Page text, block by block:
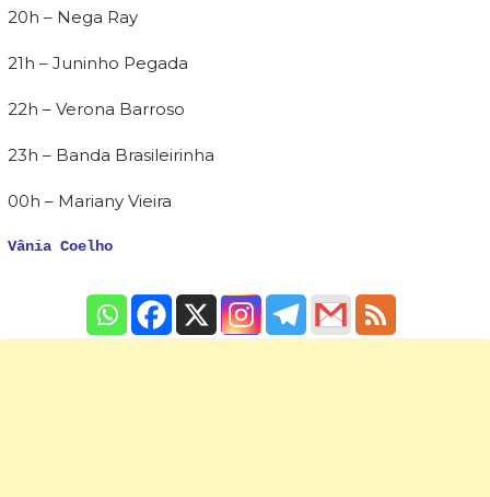
20h – Nega Ray
21h – Juninho Pegada
22h – Verona Barroso
23h – Banda Brasileirinha
00h – Mariany Vieira
Vânia Coelho